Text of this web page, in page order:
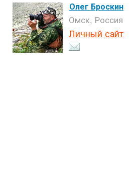
Олег Броскин
Омск, Россия
Личный сайт